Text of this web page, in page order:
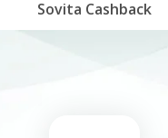
Sovita Cashback